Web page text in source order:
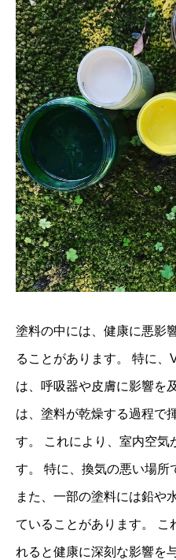
塗料の中には、健康に悪影
ることがあります。 特に、
は、呼吸器や皮膚に影響を
は、塗料が乾燥する過程で
す。 これにより、室内空気
す。 特に、換気の悪い場所
また、一部の塗料には鉛や
ていることがあります。 こ
れると健康に深刻な影響を